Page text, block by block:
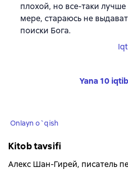
плохой, но все-таки
мере, стараюсь не
поиски Бога.
Yana 10
Onlayn o`qish
Kitob tavsifi
Алекс Шан-Гирей, писатель